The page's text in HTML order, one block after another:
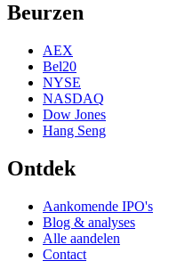
Beurzen
AEX
Bel20
NYSE
NASDAQ
Dow Jones
Hang Seng
Ontdek
Aankomende IPO's
Blog & analyses
Alle aandelen
Contact